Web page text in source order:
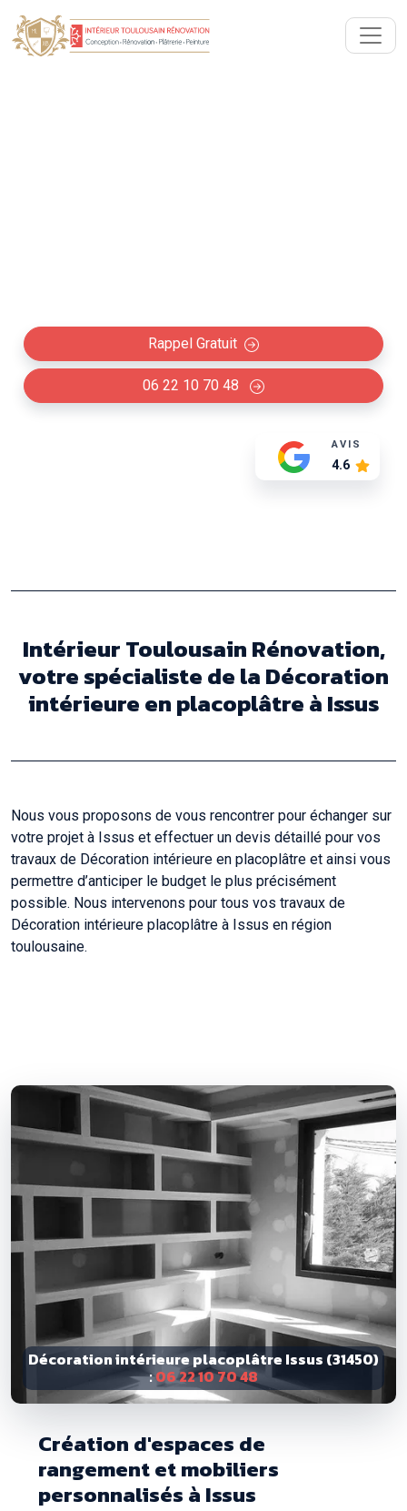
Rappel Gratuit
06 22 10 70 48
AVIS
4.6
Intérieur Toulousain Rénovation,
votre spécialiste de la Décoration
intérieure en placoplâtre à Issus
Nous vous proposons de vous rencontrer pour échanger sur
votre projet à Issus et effectuer un devis détaillé pour vos
travaux de Décoration intérieure en placoplâtre et ainsi vous
permettre d’anticiper le budget le plus précisément
possible. Nous intervenons pour tous vos travaux de
Décoration intérieure placoplâtre à Issus en région
toulousaine.
Décoration intérieure placoplâtre Issus (31450)
:06 22 10 70 48
Création d'espaces de
rangement et mobiliers
personnalisés à Issus